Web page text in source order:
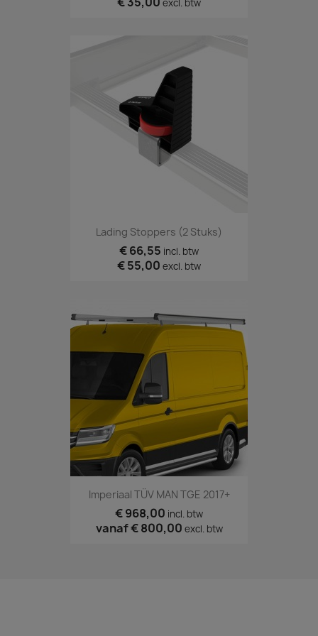
excl. btw
Lading Stoppers (2 Stuks)
€ 66,55 incl. btw
€ 55,00 excl. btw
Imperiaal TÜV MAN TGE 2017+
€ 968,00 incl. btw
vanaf€ 800,00 excl. btw